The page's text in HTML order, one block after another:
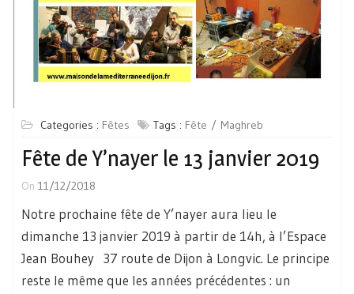
Categories : Fêtes Tags : Fête Maghreb
Fête de Y’nayer le 13 janvier 2019
On 11/12/2018
Notre prochaine fête de Y’nayer aura lieu le
dimanche 13 janvier 2019 à partir de 14h, à l’Espace
Jean Bouhey 37 route de Dijon à Longvic. Le principe
reste le même que les années précédentes : un